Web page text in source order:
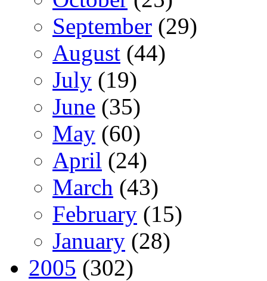
September (29)
August (44)
July (19)
June (35)
May (60)
April (24)
March (43)
February (15)
January (28)
2005 (302)